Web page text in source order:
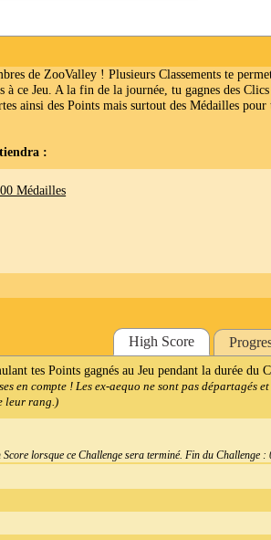
de ZooValley ! Plusieurs Classements te
à ce Jeu. A la fin de la journée, tu gagnes des
ainsi des Points mais surtout des Médailles pour
:
Médailles
High Score
tes Points gagnés au Jeu pendant la durée du
en compte ! Les ex-aequo ne sont pas départagés
leur rang.)
lorsque ce Challenge sera terminé. Fin du Challenge :